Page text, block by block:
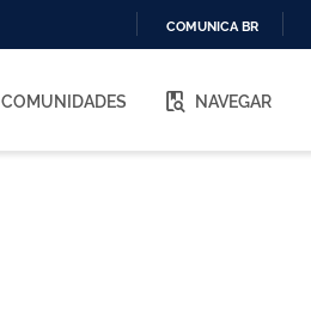
O
COMUNICA BR
COMUNIDADES NAVEGAR